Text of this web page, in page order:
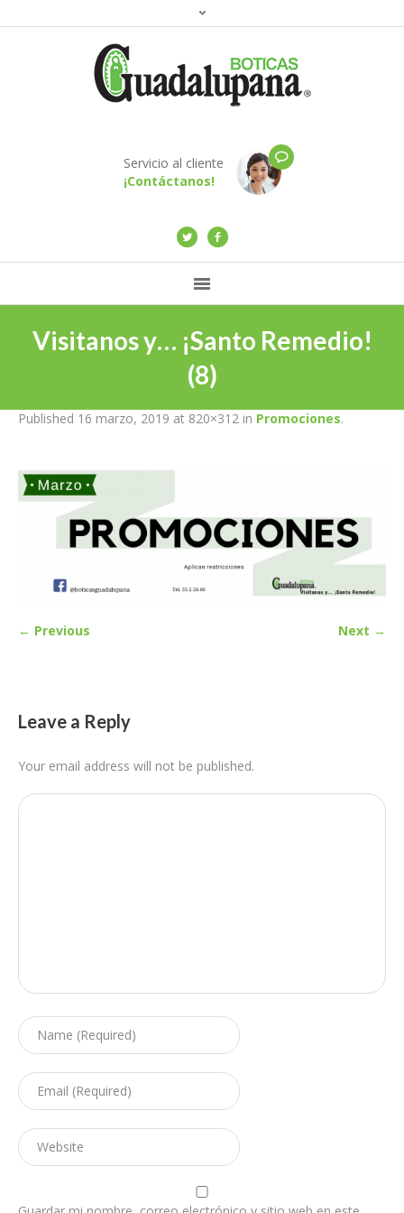
Servicio al cliente
¡Contáctanos!
Visitanos y… ¡Santo Remedio!
(8)
Published 16 marzo, 2019 at 820×312 in Promociones.
← Previous Next →
Leave a Reply
Your email address will not be published.